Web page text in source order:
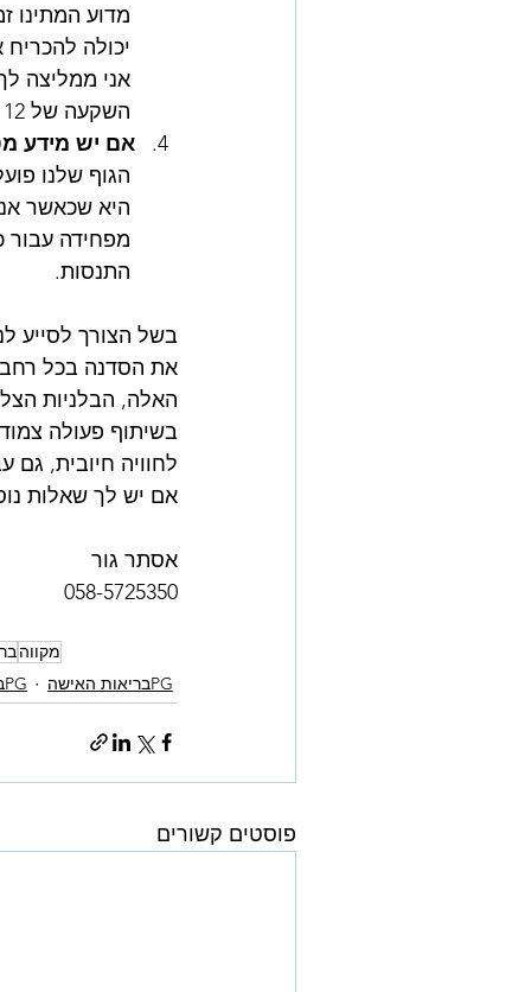
מדוע המתינו
יכולה
אני ממליצה
השקעה של 12 דקות!
אם יש מידע
הגוף שלנו
היא שכאשר
מפחידה עבור
התנסות.
בשל הצורך לסייע
את הסדנה בכל
האלה, הבלניות
בשיתוף פעולה
לחוויה חיובית,
אם יש לך שאלות
אסתר גור
058-5725350
מקווה
PGבריאות האישה
PGבריאות הנפש/OCD
פוסטים קשורים